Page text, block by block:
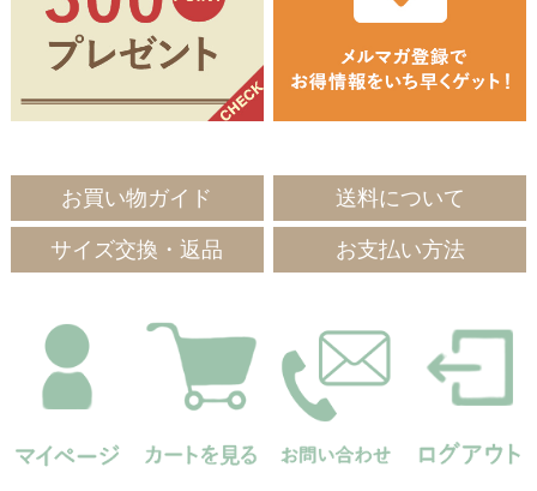
お買い物ガイド 送料について
サイズ交換・返品 お支払い方法